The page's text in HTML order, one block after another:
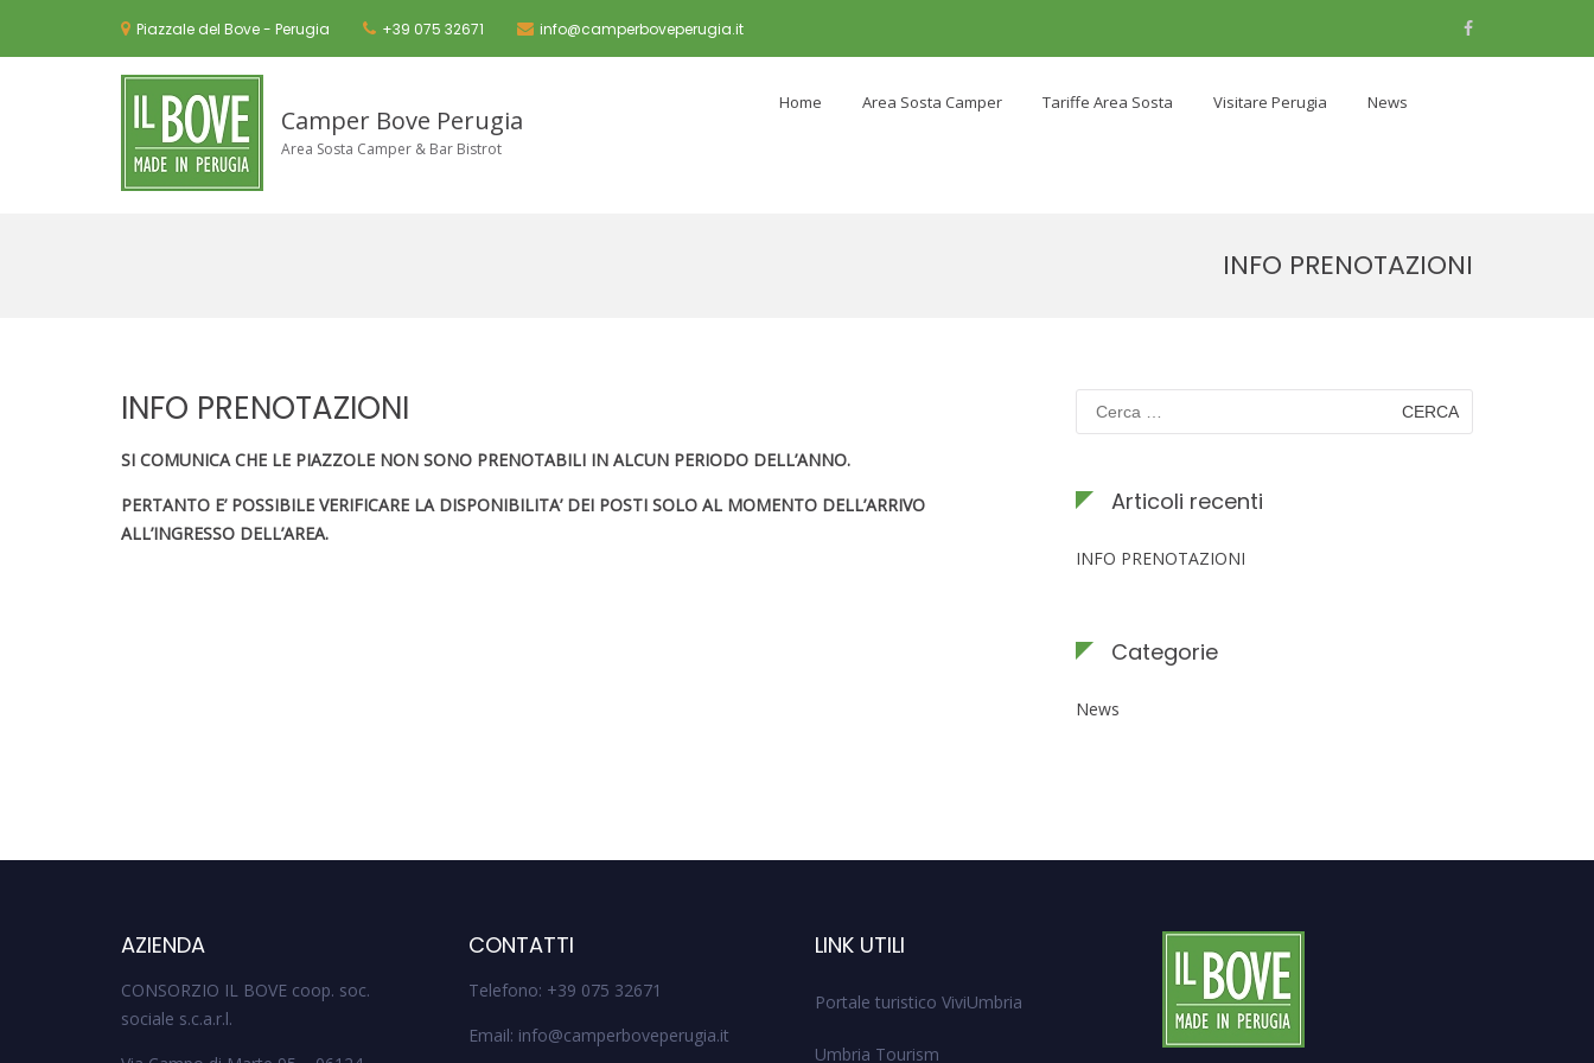
content
Piazzale del Bove - Perugia +39 075 32671 info@camperboveperugia.it Facebook
Camper Bove Perugia
Area Sosta Camper & Bar Bistrot
Home Area Sosta Camper Tariffe Area Sosta Visitare Perugia News
INFO PRENOTAZIONI
INFO PRENOTAZIONI
SI COMUNICA CHE LE PIAZZOLE NON SONO PRENOTABILI IN ALCUN PERIODO DELL’ANNO.
PERTANTO E’ POSSIBILE VERIFICARE LA DISPONIBILITA’ DEI POSTI SOLO AL MOMENTO DELL’ARRIVO
ALL’INGRESSO DELL’AREA.
Ricerca
per:
Articoli recenti
INFO PRENOTAZIONI
Categorie
News
AZIENDA
CONSORZIO IL BOVE coop. soc.
sociale s.c.a.r.l.
CONTATTI
Telefono: +39 075 32671
Email: info@camperboveperugia.it
LINK UTILI
Portale turistico ViviUmbria
Umbria Tourism